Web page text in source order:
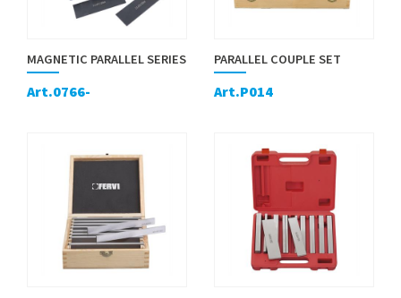
MAGNETIC PARALLEL SERIES
Art.0766-
PARALLEL COUPLE SET
Art.P014